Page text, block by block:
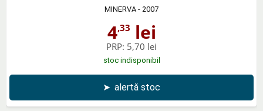
MINERVA - 2007
4,33 lei
PRP: 5,70 lei
stoc indisponibil
➤ alertă stoc